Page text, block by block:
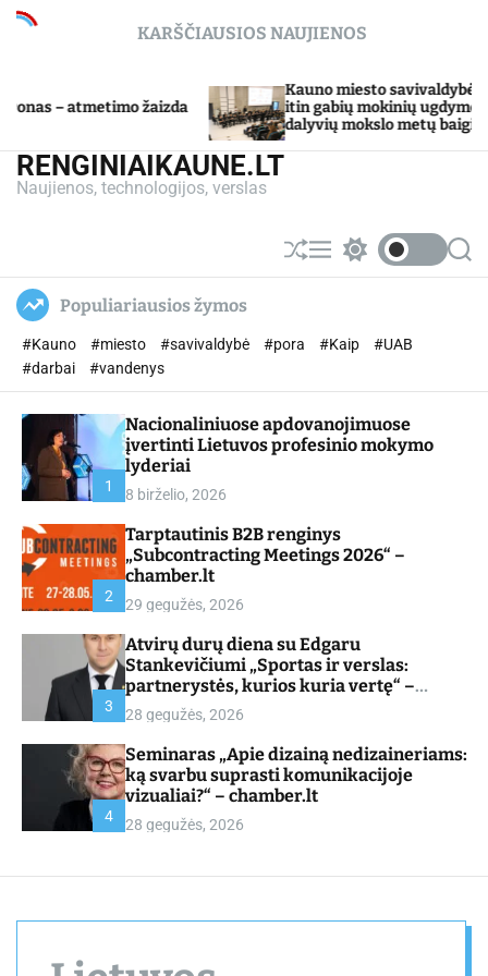
c
n
KARŠČIAUSIOS NAUJIENOS
žaizda
Kauno miesto savivaldybė Tarpdisciplininio
itin gabių mokinių ugdymo programos
dalyvių mokslo metų baigimo šventė
RENGINIAIKAUNE.LT
Naujienos, technologijos, verslas
S
h
e
M
e w
h
o
r
S
e
Populiariausios žymos
#Kauno #miesto #savivaldybė #pora #Kaip
#UAB
#darbai
#vandenys
1
Nacionaliniuose apdovanojimuose
įvertinti Lietuvos profesinio mokymo
lyderiai
8 birželio, 2026
2
Tarptautinis B2B renginys
„Subcontracting Meetings 2026“ –
chamber.lt
29 gegužės, 2026
3
Atvirų durų diena su Edgaru
Stankevičiumi „Sportas ir verslas:
partnerystės, kurios kuria vertę“ –
chamber.lt
28 gegužės, 2026
4
Seminaras „Apie dizainą nedizaineriams:
ką svarbu suprasti komunikacijoje
vizualiai?“ – chamber.lt
28 gegužės, 2026